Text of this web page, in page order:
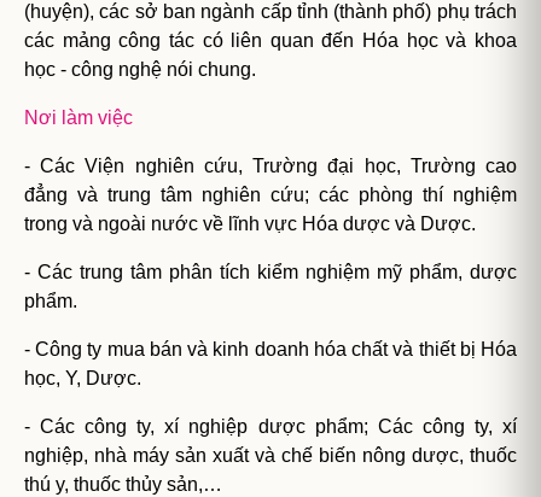
(huyện), các sở ban ngành cấp tỉnh (thành phố) phụ trách
các mảng công tác có liên quan đến Hóa học và khoa
học - công nghệ nói chung.
Nơi làm việc
- Các Viện nghiên cứu, Trường đại học, Trường cao
đẳng và trung tâm nghiên cứu; các phòng thí nghiệm
trong và ngoài nước về lĩnh vực Hóa dược và Dược.
- Các trung tâm phân tích kiểm nghiệm mỹ phẩm, dược
phẩm.
- Công ty mua bán và kinh doanh hóa chất và thiết bị Hóa
học, Y, Dược.
- Các công ty, xí nghiệp dược phẩm; Các công ty, xí
nghiệp, nhà máy sản xuất và chế biến nông dược, thuốc
thú y, thuốc thủy sản,…